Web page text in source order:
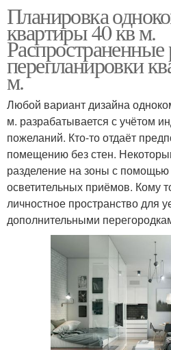
Планировка
квартиры 40 кв м.
перепланировки
м.
Любой вариант дизайна
м. разрабатывается с учётом
пожеланий. Кто-то отдаёт
помещению без стен.
разделение на зоны с
осветительных приёмов. Кому
личностное пространство для
дополнительными